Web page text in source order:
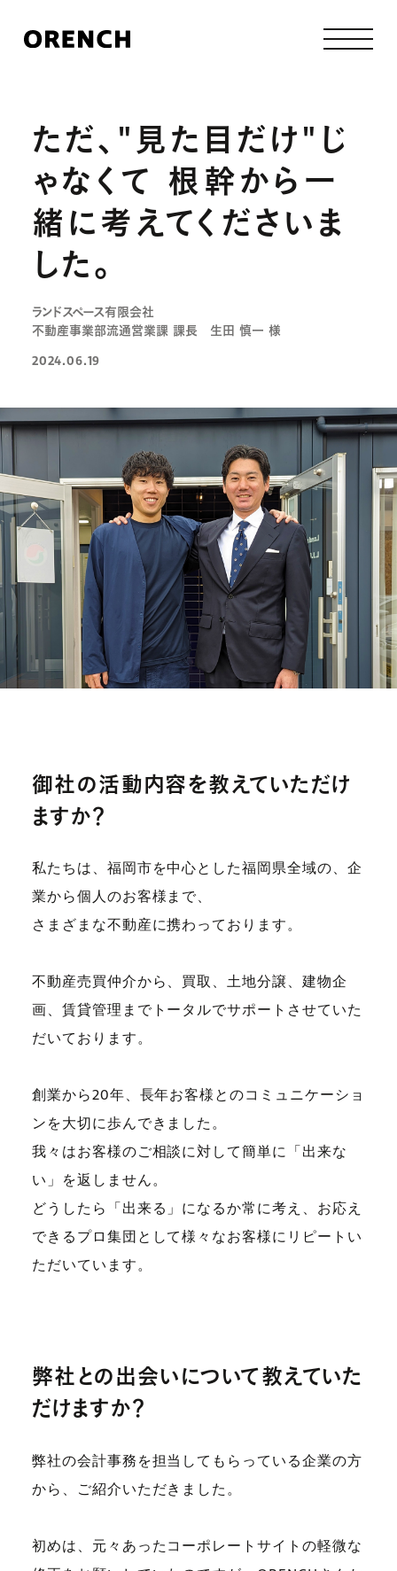
ただ、"見た目だけ"じ
ゃなくて
根幹から一
緒に考えてくださいま
した。
ランドスペース有限会社
不動産事業部流通営業課 課長 生田 慎一 様
2024.06.19
御社の活動内容を教えていただけ
ますか？
私たちは、福岡市を中心とした福岡県全域の、企
業から個人のお客様まで、
さまざまな不動産に携わっております。
不動産売買仲介から、買取、土地分譲、建物企
画、賃貸管理までトータルでサポートさせていた
だいております。
創業から20年、長年お客様とのコミュニケーショ
ンを大切に歩んできました。
我々はお客様のご相談に対して簡単に「出来な
い」を返しません。
どうしたら「出来る」になるか常に考え、お応え
できるプロ集団として様々なお客様にリピートい
ただいています。
弊社との出会いについて教えていた
だけますか？
弊社の会計事務を担当してもらっている企業の方
から、ご紹介いただきました。
初めは、元々あったコーポレートサイトの軽微な